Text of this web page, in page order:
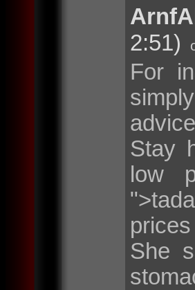
2:51)
For
Stay
low
prices
She